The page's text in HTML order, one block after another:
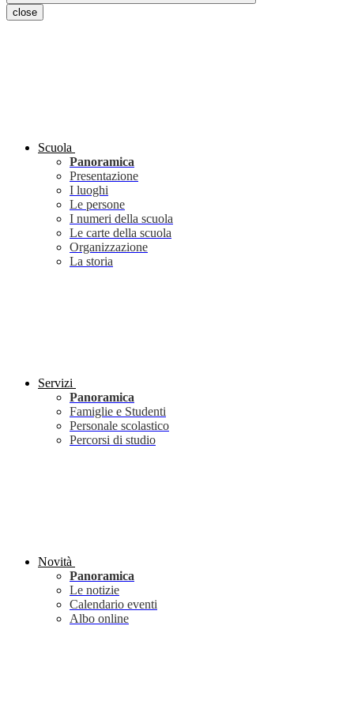
close
Scuola
Panoramica
Presentazione
I luoghi
Le persone
I numeri della scuola
Le carte della scuola
Organizzazione
La storia
Servizi
Panoramica
Famiglie e Studenti
Personale scolastico
Percorsi di studio
Novità
Panoramica
Le notizie
Calendario eventi
Albo online